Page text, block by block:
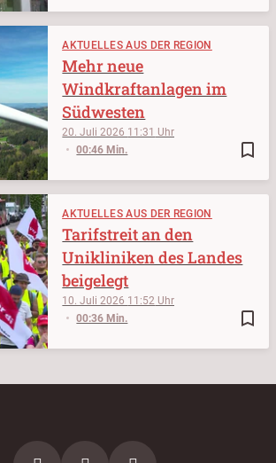
AKTUELLES AUS DER REGION
bookmark_border
20. Juli 2026 11:31
00:46 Min.
Mehr neue
Windkraftanlagen im
Südwesten
AKTUELLES AUS DER REGION
bookmark_border
10. Juli 2026 11:52
00:36 Min.
Tarifstreit an den
Unikliniken des Landes
beigelegt